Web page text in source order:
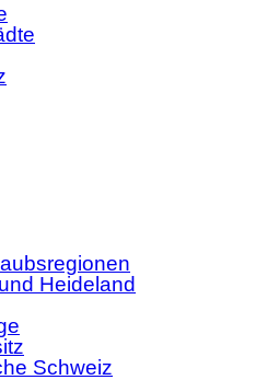
Heideland
Schweiz